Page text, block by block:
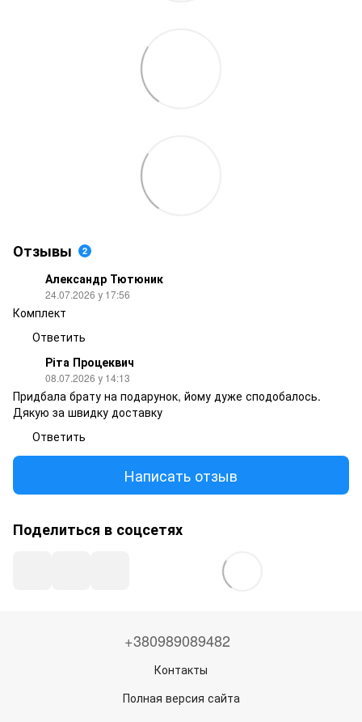
Отзывы 2
Александр Тютюник
24.07.2026 у 17:56
Комплект
Ответить
Ріта Процеквич
08.07.2026 у 14:13
Придбала брату на подарунок, йому дуже сподобалось.
Дякую за швидку доставку
Ответить
Написать отзыв
Поделиться в соцсетях
+380989089482
Контакты
Полная версия сайта